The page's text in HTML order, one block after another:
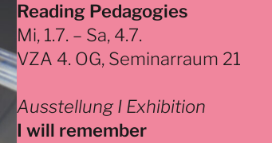
Reading Pedagogies
Mi, 1.7. – Sa, 4.7.
VZA 4. OG, Seminarraum 21
Ausstellung I Exhibition
I will remember